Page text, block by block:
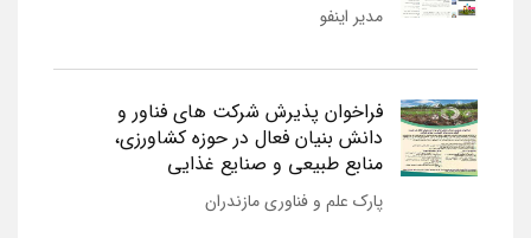
مدیر اینفو
فراخوان پذیرش شرکت های فناور و
دانش بنیان فعال در حوزه کشاورزی،
منابع طبیعی و صنایع غذایی
پارک علم و فناوری مازندران